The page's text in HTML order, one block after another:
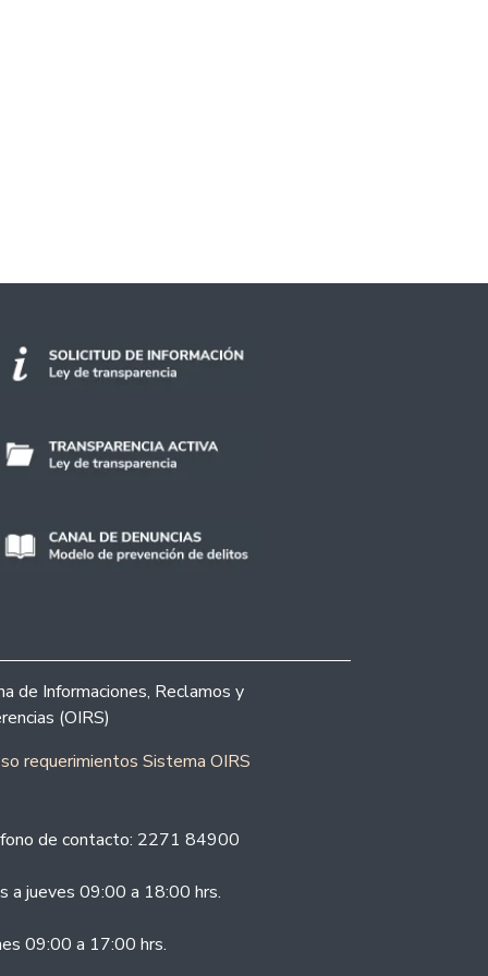
de Informaciones, Reclamos y
(OIRS)
requerimientos Sistema OIRS
de contacto: 2271 84900
a jueves 09:00 a 18:00 hrs.
09:00 a 17:00 hrs.